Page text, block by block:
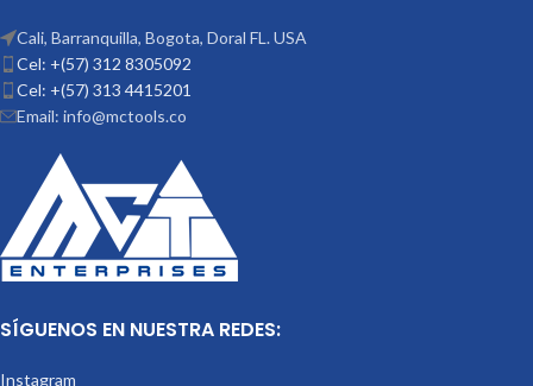
Cali, Barranquilla, Bogota, Doral FL. USA
Cel: +(57) 312 8305092
Cel: +(57) 313 4415201
Email: info@mctools.co
SÍGUENOS EN NUESTRA REDES:
Instagram